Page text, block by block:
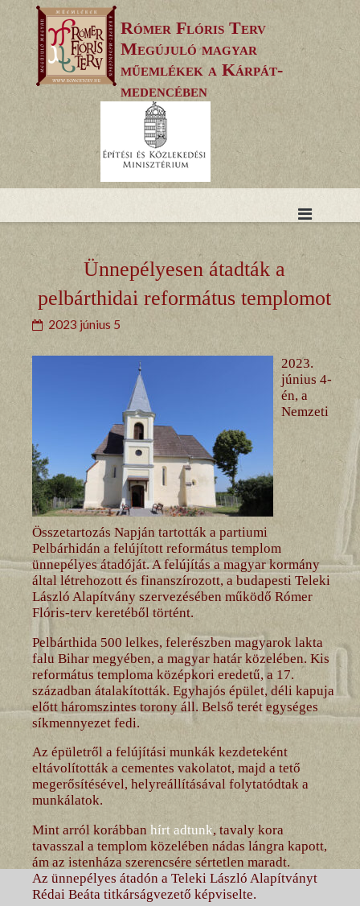
to
content
Rómer Flóris Terv
Megújuló magyar
műemlékek a Kárpát-
medencében
Ünnepélyesen átadták a
pelbárthidai református templomot
2023 június 5
2023.
június 4-
én, a
Nemzeti
Összetartozás Napján tartották a partiumi
Pelbárhidán a felújított református templom
ünnepélyes átadóját. A felújítás a magyar kormány
által létrehozott és finanszírozott, a budapesti Teleki
László Alapítvány szervezésében működő Rómer
Flóris-terv keretéből történt.
Pelbárthida 500 lelkes, felerészben magyarok lakta
falu Bihar megyében, a magyar határ közelében. Kis
református temploma középkori eredetű, a 17.
században átalakították. Egyhajós épület, déli kapuja
előtt háromszintes torony áll. Belső terét egységes
síkmennyezet fedi.
Az épületről a felújítási munkák kezdeteként
eltávolították a cementes vakolatot, majd a tető
megerősítésével, helyreállításával folytatódtak a
munkálatok.
Mint arról korábban hírt adtunk, tavaly kora
tavasszal a templom közelében nádas lángra kapott,
ám az istenháza szerencsére sértetlen maradt.
Az ünnepélyes átadón a Teleki László Alapítványt
Rédai Beáta titkárságvezető képviselte.